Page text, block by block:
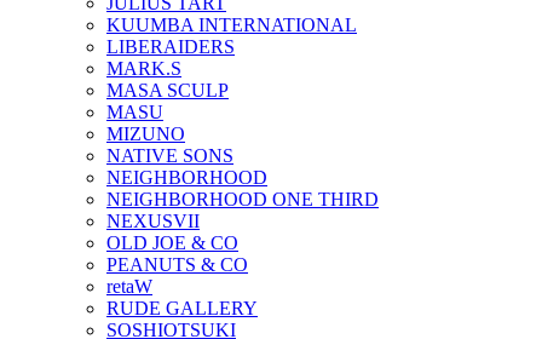
KUUMBA INTERNATIONAL
LIBERAIDERS
MARK.S
MASA SCULP
MASU
MIZUNO
NATIVE SONS
NEIGHBORHOOD
NEIGHBORHOOD ONE THIRD
NEXUSVII
OLD JOE & CO
PEANUTS & CO
retaW
RUDE GALLERY
SOSHIOTSUKI